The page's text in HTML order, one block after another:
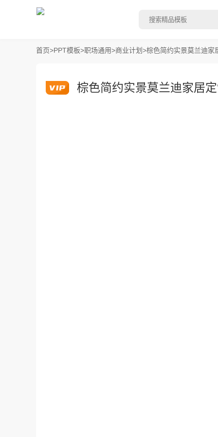
首页>PPT模板>职场通用>商业计划 >棕色简约实景莫兰迪家
棕色简约实景莫兰迪家居